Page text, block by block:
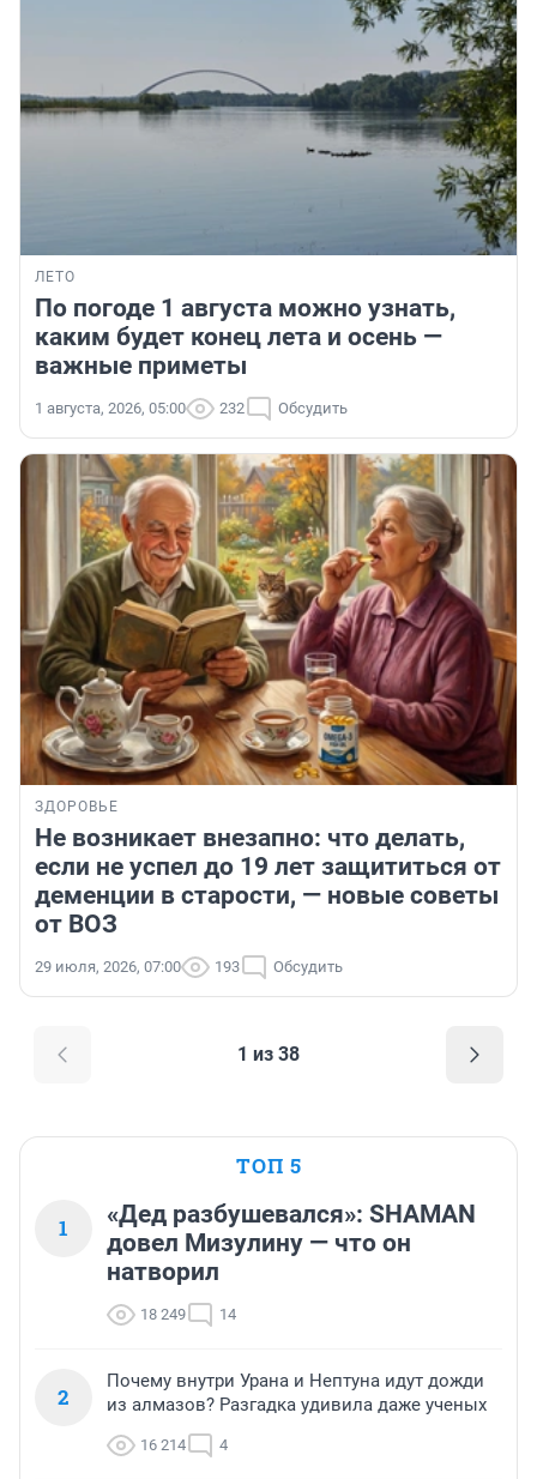
ЛЕТО
По погоде 1 августа можно узнать,
каким будет конец лета и осень —
важные приметы
1 августа, 2026, 05:00 232 Обсудить
ЗДОРОВЬЕ
Не возникает внезапно: что делать,
если не успел до 19 лет защититься от
деменции в старости, — новые советы
от ВОЗ
29 июля, 2026, 07:00 193 Обсудить
1 из 38
ТОП 5
1
«Дед разбушевался»: SHAMAN
довел Мизулину — что он
натворил
18 249 14
2
Почему внутри Урана и Нептуна идут дожди
из алмазов? Разгадка удивила даже ученых
16 214 4